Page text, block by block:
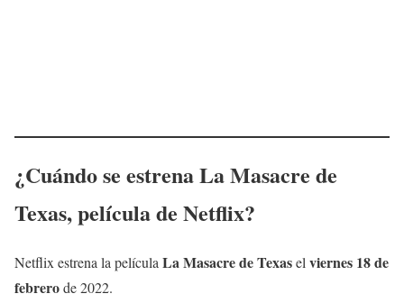
¿Cuándo se estrenaLa Masacre de
Texas, película de Netflix?
Netflix estrena la película La Masacre de Texasel viernes 18 de
febrerode 2022.